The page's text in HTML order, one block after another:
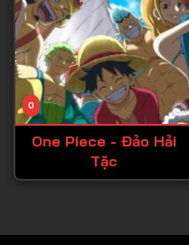
0
One Piece - Đảo Hải
Tặc